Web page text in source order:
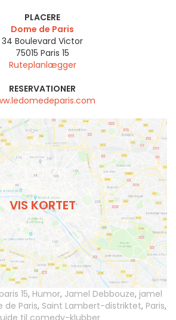
PLACERE
Dome de Paris
34 Boulevard Victor
75015 Paris 15
Ruteplanlægger
RESERVATIONER
VIS KORTET
paris 15, Humor, Jamel Debbouze, jamel
de Paris, Saint Lambert-distriktet, Paris,
til comedy-klubber